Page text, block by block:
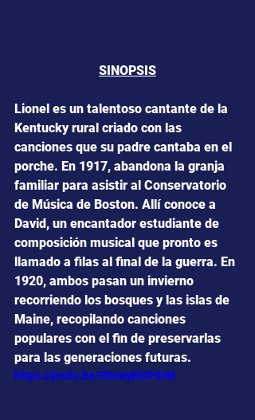
SINOPSIS
Lionel es un talentoso cantante de la
Kentucky rural criado con las
canciones que su padre cantaba en el
porche. En 1917, abandona la granja
familiar para asistir al Conservatorio
de Música de Boston. Allí conoce a
David, un encantador estudiante de
composición musical que pronto es
llamado a filas al final de la guerra. En
1920, ambos pasan un invierno
recorriendo los bosques y las islas de
Maine, recopilando canciones
populares con el fin de preservarlas
para las generaciones futuras.
https://youtu.be/EDxwyNCPGrM